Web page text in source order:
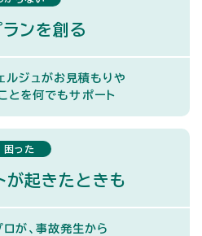
ンを創る
ルジュがお見積もりや
とを何でもサポート
困った
が起きたときも
が、事故発生から